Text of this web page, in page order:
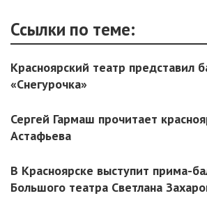
Ссылки по теме:
Красноярский театр представил
«Снегурочка»
Сергей Гармаш прочитает
Астафьева
В Красноярске выступит прима-
Большого театра Светлана